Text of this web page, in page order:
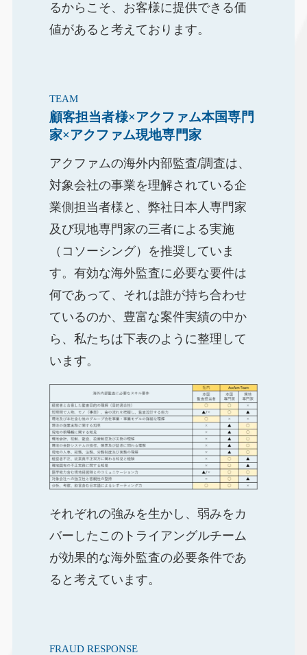
るからこそ、お客様に提供できる価
値があると考えております。
TEAM
顧客担当者様×アクファム本国専門
家×アクファム現地専門家
アクファムの海外内部監査/調査は、
対象会社の事業を理解されている企
業側担当者様と、弊社日本人専門家
及び現地専門家の三者による実施
（コソーシング）を推奨していま
す。有効な海外監査に必要な要件は
何であって、それは誰が持ち合わせ
ているのか、豊富な案件実績の中か
ら、私たちは下表のように整理して
います。
それぞれの強みを生かし、弱みをカ
バーしたこのトライアングルチーム
が効果的な海外監査の必要条件であ
ると考えています。
FRAUD RESPONSE